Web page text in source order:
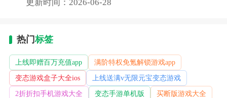
更新时间：2026-06-28
热门标签
上线即赠百万充值app
满阶特权免氪解锁游戏app
变态游戏盒子大全ios
上线送满v无限元宝变态游戏
2折折扣手机游戏大全
变态手游单机版
买断版游戏大全